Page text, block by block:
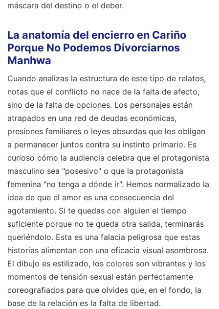
máscara del destino o el deber.
La anatomía del encierro en Cariño
Porque No Podemos Divorciarnos
Manhwa
Cuando analizas la estructura de este tipo de relatos,
notas que el conflicto no nace de la falta de afecto,
sino de la falta de opciones. Los personajes están
atrapados en una red de deudas económicas,
presiones familiares o leyes absurdas que los obligan
a permanecer juntos contra su instinto primario. Es
curioso cómo la audiencia celebra que el protagonista
masculino sea "posesivo" o que la protagonista
femenina "no tenga a dónde ir". Hemos normalizado la
idea de que el amor es una consecuencia del
agotamiento. Si te quedas con alguien el tiempo
suficiente porque no te queda otra salida, terminarás
queriéndolo. Esta es una falacia peligrosa que estas
historias alimentan con una eficacia visual asombrosa.
El dibujo es estilizado, los colores son vibrantes y los
momentos de tensión sexual están perfectamente
coreografiados para que olvides que, en el fondo, la
base de la relación es la falta de libertad.